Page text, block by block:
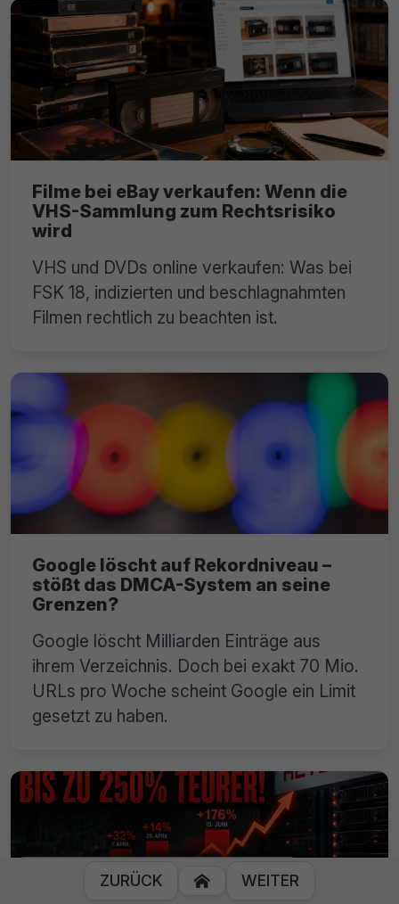
Filme bei eBay verkaufen: Wenn die
VHS-Sammlung zum Rechtsrisiko
wird
VHS und DVDs online verkaufen: Was bei
FSK 18, indizierten und beschlagnahmten
Filmen rechtlich zu beachten ist.
Google löscht auf Rekordniveau –
stößt das DMCA-System an seine
Grenzen?
Google löscht Milliarden Einträge aus
ihrem Verzeichnis. Doch bei exakt 70 Mio.
URLs pro Woche scheint Google ein Limit
gesetzt zu haben.
ZURÜCK  WEITER